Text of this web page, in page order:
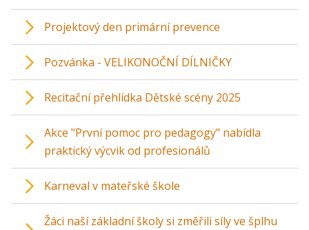
Projektový den primární prevence
Pozvánka - VELIKONOČNÍ DÍLNIČKY
Recitační přehlídka Dětské scény 2025
Akce "První pomoc pro pedagogy" nabídla
praktický výcvik od profesionálů
Karneval v mateřské škole
Žáci naší základní školy si změřili síly ve šplhu